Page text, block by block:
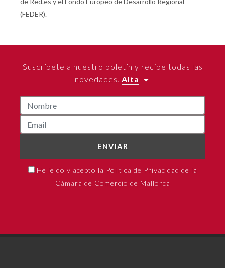
(FEDER).
Suscríbete a nuestro boletín y recibe todas las
novedades. Alta
ENVIAR
He leído y acepto la Política de Privacidad de la
Cámara de Comercio de Mallorca